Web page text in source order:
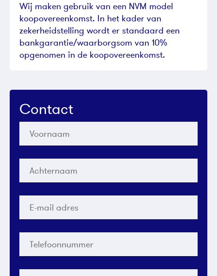
Wij maken gebruik van een NVM model
koopovereenkomst. In het kader van
zekerheidstelling wordt er standaard een
bankgarantie/waarborgsom van 10%
opgenomen in de koopovereenkomst.
Contact
mail
adres